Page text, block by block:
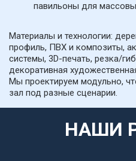
павильоны для
Материалы и технологии:
профиль, ПВХ и композиты,
системы, 3D-печать, резка/
декоративная
Мы проектируем модульно,
зал под разные сценарии.
НАШИ